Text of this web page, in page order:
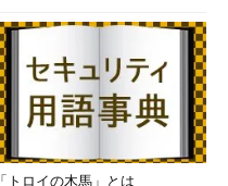
「トロイの木馬」とは